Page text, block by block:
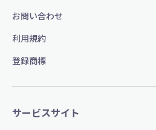
お問い合わせ
利用規約
登録商標
サービスサイト